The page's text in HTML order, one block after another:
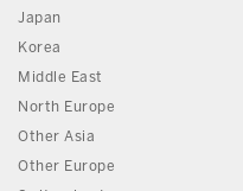
Japan
Korea
Middle East
North Europe
Other Asia
Other Europe